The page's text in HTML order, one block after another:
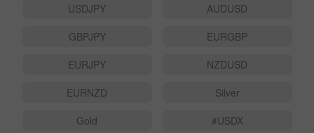
USDJPY
AUDUSD
GBPJPY
EURGBP
EURJPY
NZDUSD
EURNZD
Silver
Gold
#USDX